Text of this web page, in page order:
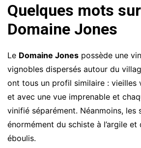
Quelques mots
Domaine Jones
Le Domaine Jones possède une
vignobles dispersés autour du
ont tous un profil similaire : vieilles
et avec une vue imprenable et
vinifié séparément. Néanmoins, les
énormément du schiste à l’argile et
éboulis.